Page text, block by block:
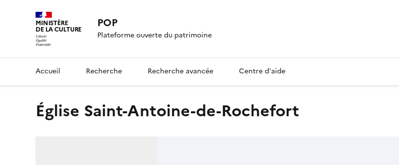
MINISTÈRE
DE LA CULTURE POP
Plateforme ouverte du patrimoine
Accueil Recherche Recherche avancée Centre d'aide
Église Saint-Antoine-de-Rochefort